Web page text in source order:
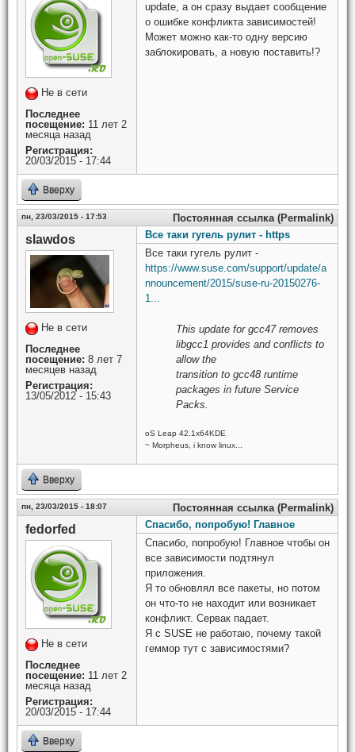
Не в сети
Последнее
посещение: 11 лет 2
месяца назад
Регистрация:
20/03/2015 - 17:44
update, а он сразу выдает сообщение
о ошибке конфликта зависимостей!
Может можно как-то одну версию
заблокировать, а новую поставить!?
Вверху
пн, 23/03/2015 - 17:53 Постоянная ссылка (Permalink)
slawdos
Не в сети
Последнее
посещение: 8 лет 7
месяцев назад
Регистрация:
13/05/2012 - 15:43
Все таки гугель рулит - https
Все таки гугель рулит -
https://www.suse.com/support/update/a
nnouncement/2015/suse-ru-20150276-
1...
This update for gcc47 removes
libgcc1 provides and conflicts to
allow the
transition to gcc48 runtime
packages in future Service
Packs.
oS Leap 42.1x64KDE
~ Morpheus, i know linux...
Вверху
пн, 23/03/2015 - 18:07 Постоянная ссылка (Permalink)
fedorfed
Не в сети
Последнее
посещение: 11 лет 2
месяца назад
Регистрация:
20/03/2015 - 17:44
Спасибо, попробую! Главное
Спасибо, попробую! Главное чтобы он
все зависимости подтянул
приложения.
Я то обновлял все пакеты, но потом
он что-то не находит или возникает
конфликт. Сервак падает.
Я с SUSE не работаю, почему такой
геммор тут с зависимостями?
Вверху